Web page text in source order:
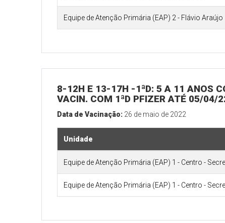
Equipe de Atenção Primária (EAP) 2 - Flávio Araújo
8-12H E 13-17H -1ªD: 5 A 11 ANOS
VACIN. COM 1ªD PFIZER ATÉ 05/04/
Data de Vacinação: 26 de maio de 2022
Unidade
Equipe de Atenção Primária (EAP) 1 - Centro -
Equipe de Atenção Primária (EAP) 1 - Centro -